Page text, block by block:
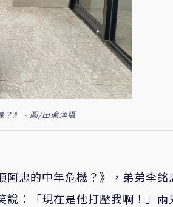
？》。圖/田瑜萍攝
阿忠的中年危機？》，弟弟李銘
說：「現在是他打壓我啊！」兩